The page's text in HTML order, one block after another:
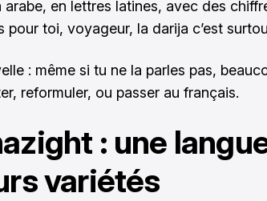
arabe, en lettres latines, avec des
pour toi, voyageur, la darija c’est
: même si tu ne la parles pas,
reformuler, ou passer au français.
: une
variétés